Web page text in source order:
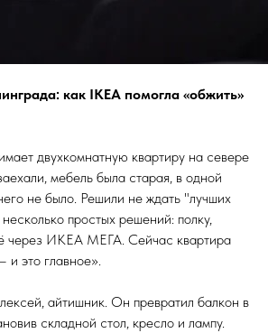
как IKEA помогла «обжить»
двухкомнатную квартиру на севере
мебель была старая, в одной
не было. Решили не ждать "лучших
простых решений: полку,
через ИКЕА МЕГА. Сейчас квартира
и это главное».
айтишник. Он превратил балкон в
складной стол, кресло и лампу.